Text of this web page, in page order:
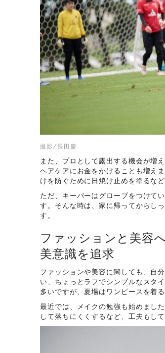
撮影/長田慶
また、プロとして露出する機会が増
ヘアケアにお金をかけることも増え
けを防ぐために日焼け止めを塗るな
ただ、キーパーはグローブをつけて
す。そんな時は、家に帰ってからし
す。
ファッションと美容
美意識を追求
ファッションや美容に関しても、自
い、ちょっとラフでシンプルなスタ
多いですが、夏場はワンピースを着
最近では、メイクの勉強も始めまし
して落ちにくくするなど、工夫もして